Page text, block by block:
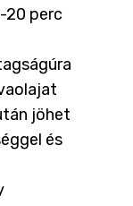
20 perc
jöhet
és